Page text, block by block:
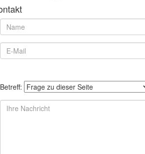
Betreff: